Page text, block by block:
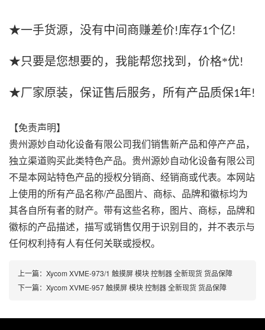
★一手货源，没有中间商赚差价!库存1个亿!
★只要是您想要的，我能帮您找到，价格*优!
★厂家原装，保证售后服务，所有产品质保1年!
【免责声明】
贵州源妙自动化设备有限公司我们销售新产品和停产产品，
独立渠道购买此类特色产品。贵州源妙自动化设备有限公司
不是本网站特色产品的授权分销商、经销商或代表。本网站
上使用的所有产品名称/产品图片、商标、品牌和徽标均为
其各自所有者的财产。带有这些名称，图片、商标，品牌和
徽标的产品描述，描写或销售仅用于识别目的，并不表示与
任何权利持有人有任何关联或授权。
上一篇： Xycom XVME-973/1 触摸屏 模块 控制器 全新现货 货品保障
下一篇： Xycom XVME-957 触摸屏 模块 控制器 全新现货 货品保障